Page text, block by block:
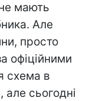
мають
Але
просто
офіційними
схема в
але сьогодні